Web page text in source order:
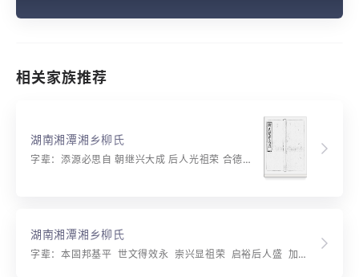
相关家族推荐
湖南湘潭湘乡柳氏
字辈：添源必思自 朝继兴大成 后人光祖荣 合德振家声 玉树椿庭植 芳兰国瑞呈 新：后人光祖业 合德禄位陞 弼廷存正介 动国任贤能 耀彩丁才广 声香甲第登 千秋云祀典 万荣子孙？
湖南湘潭湘乡柳氏
字辈：本固邦基平 世文得效永 崇兴显祖荣 启裕后人盛 加官禄位升 弼廷存正介 襄国任贤能 福厚丁才广 根深瑞庆增 勋名怀圣哲 耕读树云仍 禋祀千秋享 典型亿叶恒